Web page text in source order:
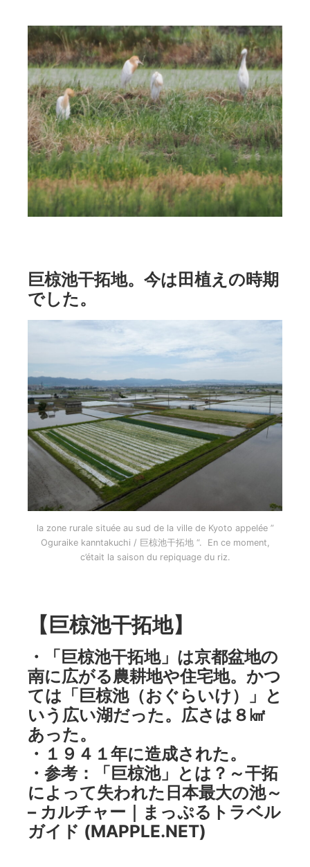
巨椋池干拓地。今は田植えの時期
でした。
la zone rurale située au sud de la ville de Kyoto appelée ”
Oguraike kanntakuchi / 巨椋池干拓地 “. En ce moment,
c’était la saison du repiquage du riz.
【巨椋池干拓地】
・「巨椋池干拓地」は京都盆地の
南に広がる農耕地や住宅地。かつ
ては「巨椋池（おぐらいけ）」と
いう広い湖だった。広さは８㎢
あった。
・１９４１年に造成された。
・ 参考：「巨椋池」とは？～干拓
によって失われた日本最大の池～
– カルチャー｜まっぷるトラベル
ガイド (MAPPLE.NET)